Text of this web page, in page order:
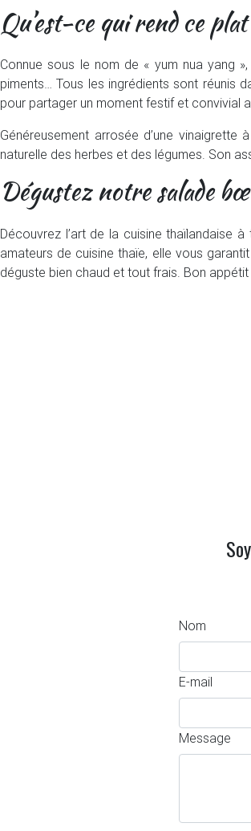
Qu’est-ce qui rend ce
Connue sous le nom de « yum nua yang
piments… Tous les ingrédients sont réunis
pour partager un moment festif et convivial
Généreusement arrosée d’une
naturelle des herbes et des légumes. Son
Dégustez notre salade
Découvrez l’art de la cuisine thaïlandaise
amateurs de cuisine thaïe, elle vous
déguste bien chaud et tout frais. Bon appétit
Nom
E-mail
Message